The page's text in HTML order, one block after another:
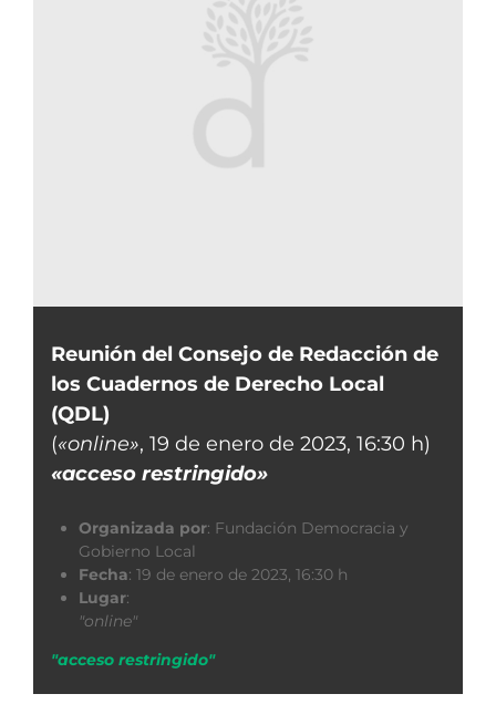
Reunión del Consejo de Redacción de
los Cuadernos de Derecho Local
(QDL)
(«online», 19 de enero de 2023, 16:30 h)
«acceso restringido»
Organizada por: Fundación Democracia y
Gobierno Local
Fecha: 19 de enero de 2023, 16:30 h
Lugar:
"online"
"acceso restringido"